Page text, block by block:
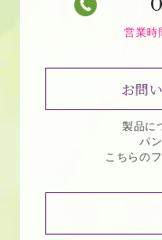
営業時
お問
製品に
パ
こちらの